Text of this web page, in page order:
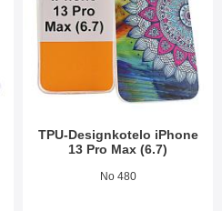
TPU-Designkotelo iPhone
13 Pro Max (6.7)
Tuote.nro 41908
No 480